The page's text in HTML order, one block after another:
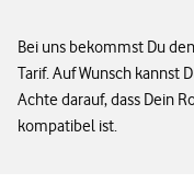
Bei uns bekommst Du
Tarif. Auf Wunsch kannst
Achte darauf, dass Dein
kompatibel ist.